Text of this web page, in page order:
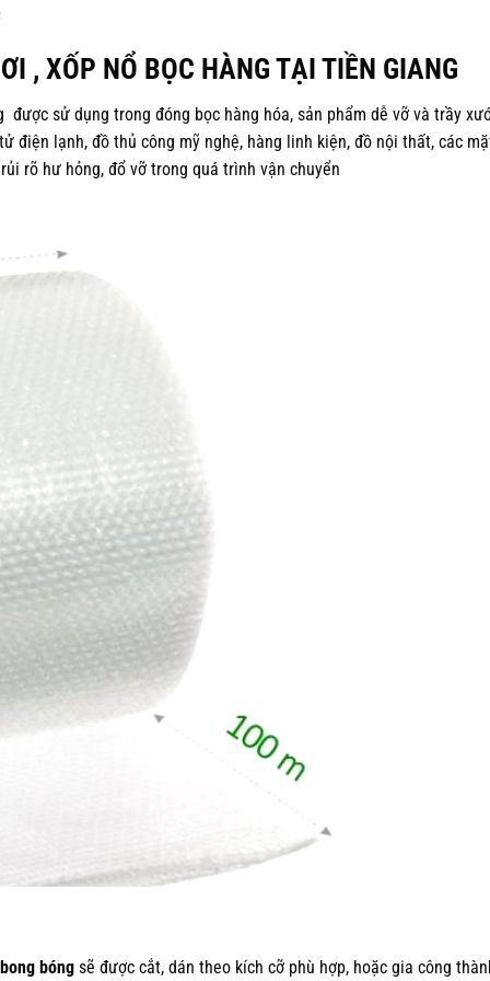
, XỐP NỔ BỌC HÀNG TẠI TIỀN GIANG
sử dụng trong đóng bọc hàng hóa, sản phẩm dễ vỡ và trầy
điện lạnh, đồ thủ công mỹ nghệ, hàng linh kiện, đồ nội thất, các
rõ hư hỏng, đổ vỡ trong quá trình vận chuyển
bóng sẽ được cắt, dán theo kích cỡ phù hợp, hoặc gia công